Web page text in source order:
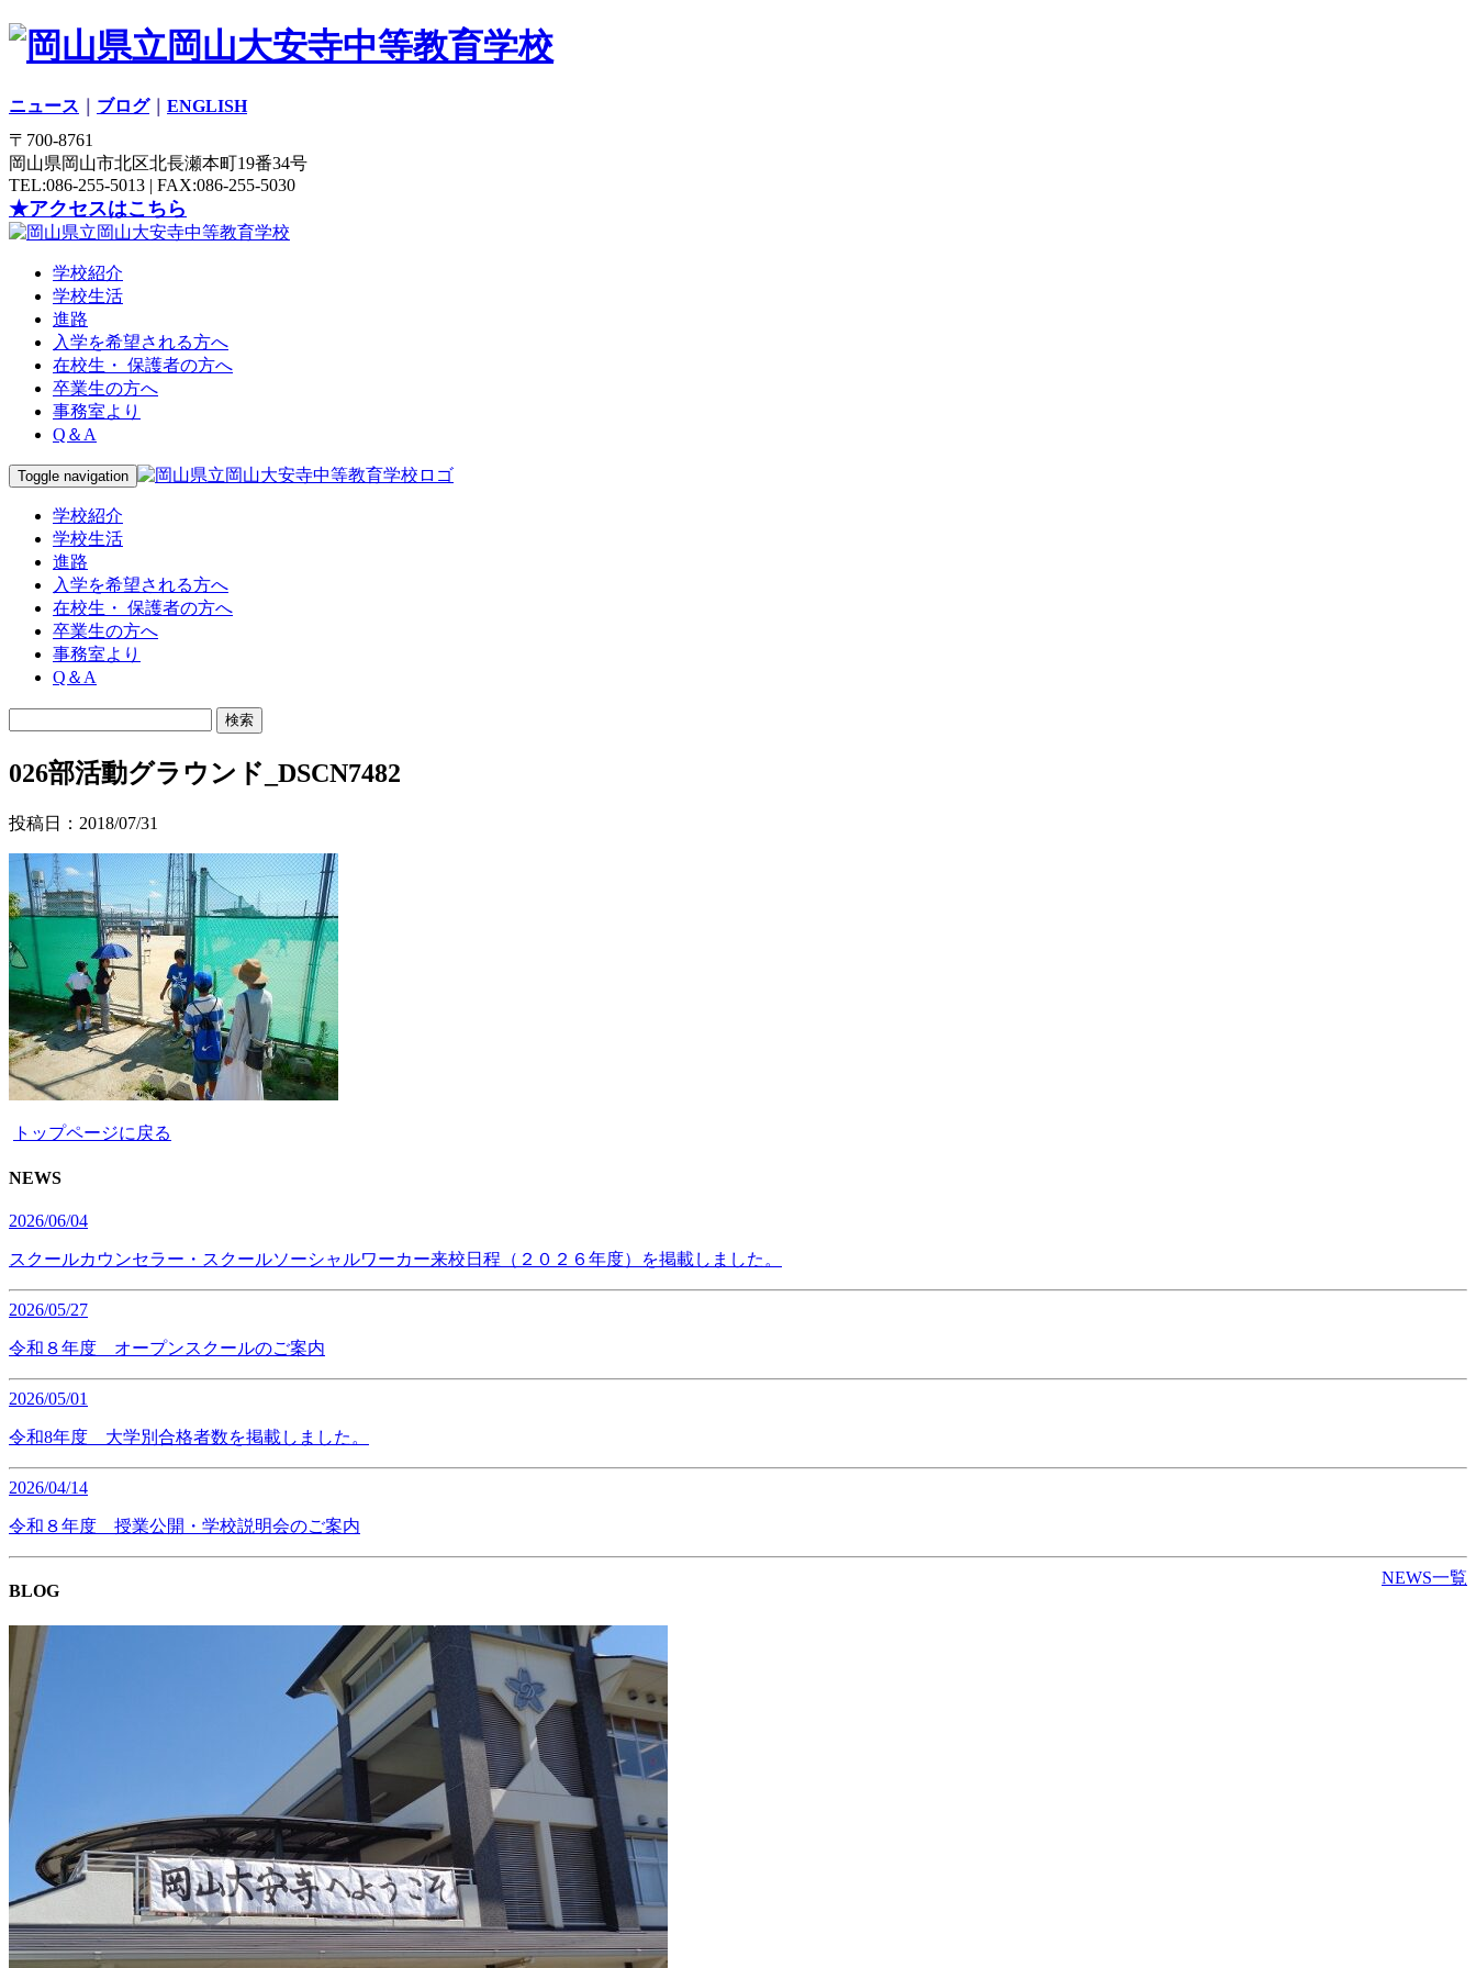
ニュース ブログ｜ ENGLISH
〒700-8761
岡山県岡山市北区北長瀬本町19番34号
TEL:086-255-5013 | FAX:086-255-5030
★アクセスはこちら
学校紹介
学校生活
進路
入学を希望される方へ
在校生・ 保護者の方へ
卒業生の方へ
事務室より
Q＆A
Toggle navigation
学校紹介
学校生活
進路
入学を希望される方へ
在校生・ 保護者の方へ
卒業生の方へ
事務室より
Q＆A
026部活動グラウンド_DSCN7482
投稿日：2018/07/31
トップページに戻る
NEWS
2026/06/04
スクールカウンセラー・スクールソーシャルワーカー来校日程（２０２６年度）を掲載しました。
2026/05/27
令和８年度 オープンスクールのご案内
2026/05/01
令和8年度 大学別合格者数を掲載しました。
2026/04/14
令和８年度 授業公開・学校説明会のご案内
NEWS一覧
BLOG